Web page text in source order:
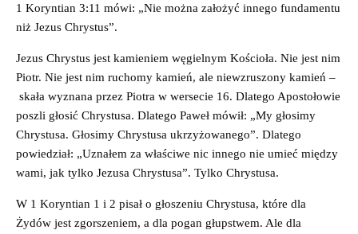
1 Koryntian 3:11 mówi: „Nie można założyć innego fundamentu
niż Jezus Chrystus”.
Jezus Chrystus jest kamieniem węgielnym Kościoła. Nie jest nim
Piotr. Nie jest nim ruchomy kamień, ale niewzruszony kamień –
skała wyznana przez Piotra w wersecie 16. Dlatego Apostołowie
poszli głosić Chrystusa. Dlatego Paweł mówił: „My głosimy
Chrystusa. Głosimy Chrystusa ukrzyżowanego”. Dlatego
powiedział: „Uznałem za właściwe nic innego nie umieć między
wami, jak tylko Jezusa Chrystusa”. Tylko Chrystusa.
W 1 Koryntian 1 i 2 pisał o głoszeniu Chrystusa, które dla
Żydów jest zgorszeniem, a dla pogan głupstwem. Ale dla